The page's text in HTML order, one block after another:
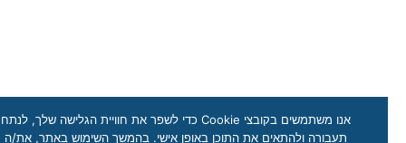
אנו משתמשים בקובצי Cookie כדי לשפר את חוויית הגלישה שלך, לנתח
תעבורה ולהתאים את התוכן באופן אישי. בהמשך השימוש באתר, את/ה